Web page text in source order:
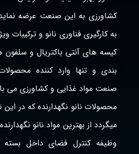
کشاورزی به این صنعت عرضه
به کارگیری فناوری نانو و ترکیبات
کیسه های آنتی باکتریال و
بندی و تنها وارد کننده
صنعت مواد غذایی و کشاورزی می
محصولات نانو نگهدارنده که در
میگردد از بهترین مواد نانو
وظیفه کنترل فضای داخل بسته